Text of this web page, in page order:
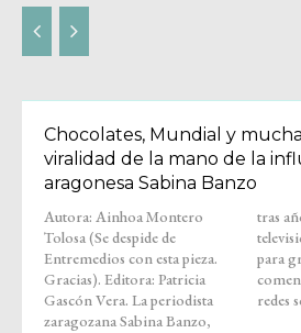
Chocolates, Mundial y
viralidad de la mano de la
aragonesa Sabina Banzo
Autora: Ainhoa Montero
Tolosa (Se despide de
Entremedios con esta pieza.
Gracias). Editora: Patricia
Gascón Vera. La periodista
zaragozana Sabina Banzo,
tras años como reportera de
televisión y locutora de spots
para grandes marcas,
comenzó su andadura en
redes